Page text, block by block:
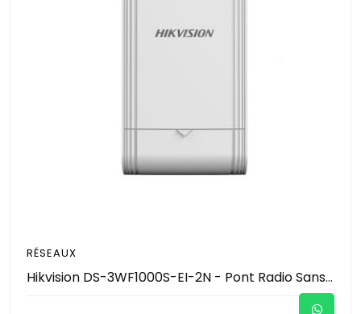
RÉSEAUX
Hikvision DS-3WF1000S-EI-2N - Pont Radio Sans Fil Extérieur CPE 2.4GHz 300Mbps Portée 1km - Bridge Wi-Fi PTP/PTMP Appairage Auto - Alimentation PoE - Boîtier Étanche IP65 - Vidéosurveillance IP Pro